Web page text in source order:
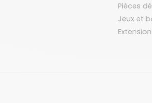
Pièces
Jeux et